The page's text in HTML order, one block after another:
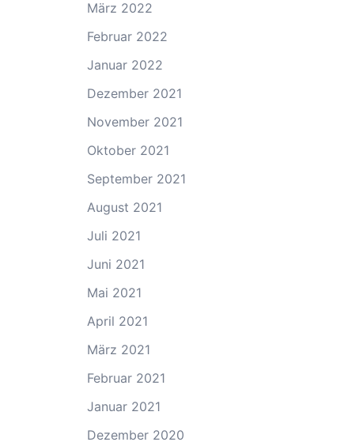
März 2022
Februar 2022
Januar 2022
Dezember 2021
November 2021
Oktober 2021
September 2021
August 2021
Juli 2021
Juni 2021
Mai 2021
April 2021
März 2021
Februar 2021
Januar 2021
Dezember 2020